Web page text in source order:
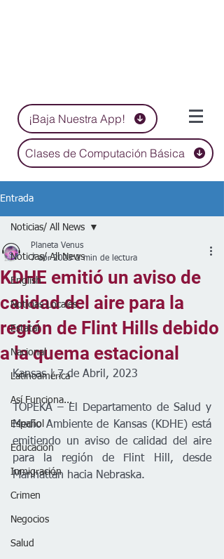
¡Baja Nuestra App!
Clases de Computación Básica
Entrada
Noticias/ All News
English
Noticias Locales
Estatal
Nacional
Latinoamérica
Así Funciona...
Español
Educación
Inmigración
Crimen
Negocios
Salud
Noticias/ All News
KDHE emitió un aviso de
calidad del aire para la
región de Flint Hills debido
a la quema estacional
Planeta Venus
7 abr 2023 2 min de lectura
Kansas | 7 de Abril, 2023
TOPEKA – El Departamento de Salud y
Medio Ambiente de Kansas (KDHE) está
emitiendo un aviso de calidad del aire
para la región de Flint Hill, desde
Manhattan hacia Nebraska.